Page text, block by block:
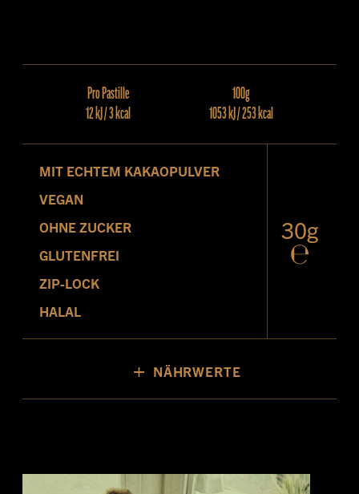
Pro Pastille
12 kJ / 3 kcal
100g
1053 kJ / 253 kcal
MIT ECHTEM KAKAOPULVER
VEGAN
OHNE ZUCKER
GLUTENFREI
ZIP-LOCK
HALAL
30g
℮
+ NÄHRWERTE